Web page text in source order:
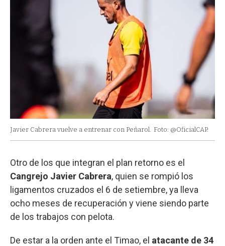
Javier Cabrera vuelve a entrenar con Peñarol. Foto: @OficialCAP.
Otro de los que integran el plan retorno es el
Cangrejo Javier Cabrera, quien se rompió los
ligamentos cruzados el 6 de setiembre, ya lleva
ocho meses de recuperación y viene siendo parte
de los trabajos con pelota.
De estar a la orden ante el Timao, el atacante de 34